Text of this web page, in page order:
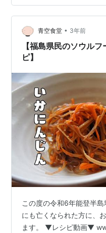
定番になっているものが
「いかにんじん」 ↑ 写
青空食堂 • 3年前
【福島県民のソウル
ピ】
この度の令和6年能登半
にも亡くなられた方に、
ます。 ▼レシピ動画▼